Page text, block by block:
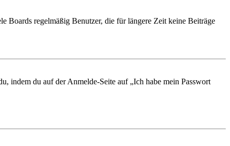
Boards regelmäßig Benutzer, die für längere Zeit keine Beiträge
indem du auf der Anmelde-Seite auf „Ich habe mein Passwort